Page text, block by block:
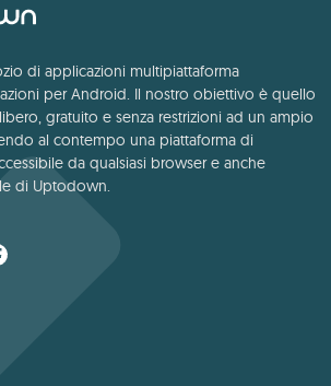
di applicazioni multipiattaforma
per Android. Il nostro obiettivo è quello
gratuito e senza restrizioni ad un ampio
al contempo una piattaforma di
da qualsiasi browser e anche
di Uptodown.